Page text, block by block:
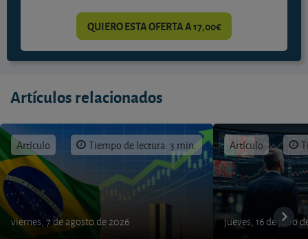
QUIERO ESTA OFERTA A 17,00€
Artículos relacionados
Artículo Tiempo de lectura: 3 min.
viernes, 7 de agosto de 2026
Artículo
jueves, 16 de julio